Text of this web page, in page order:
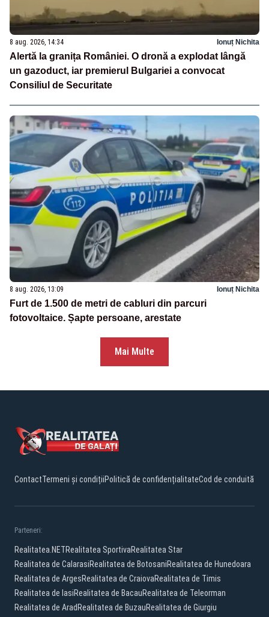
8 aug. 2026, 14:34 Ionuț Nichita
Alertă la granița României. O dronă a explodat lângă
un gazoduct, iar premierul Bulgariei a convocat
Consiliul de Securitate
8 aug. 2026, 13:09 Ionuț Nichita
Furt de 1.500 de metri de cabluri din parcuri
fotovoltaice. Șapte persoane, arestate
Mai Multe
ContactTermeni și condițiiPolitică de confidențialitateCod de conduită
Parteneri:
Realitatea.NETRealitatea SportivaRealitatea Star
Realitatea de CalarasiRealitatea de BotosaniRealitatea de Hunedoara
Realitatea de ArgesRealitatea de CraiovaRealitatea de Timis
Realitatea de IasiRealitatea de BacauRealitatea de Teleorman
Realitatea de Arad Realitatea de BuzauRealitatea de Giurgiu